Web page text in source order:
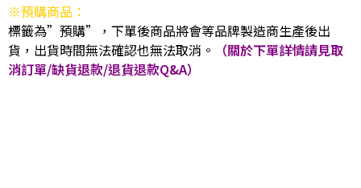
※預購商品：
標籤為”預購”，下單後商品將會等品牌製造商生產後出
貨，出貨時間無法確認也無法取消。
（關於下單詳情請見取
消訂單/缺貨退款/退貨退款Q&A）